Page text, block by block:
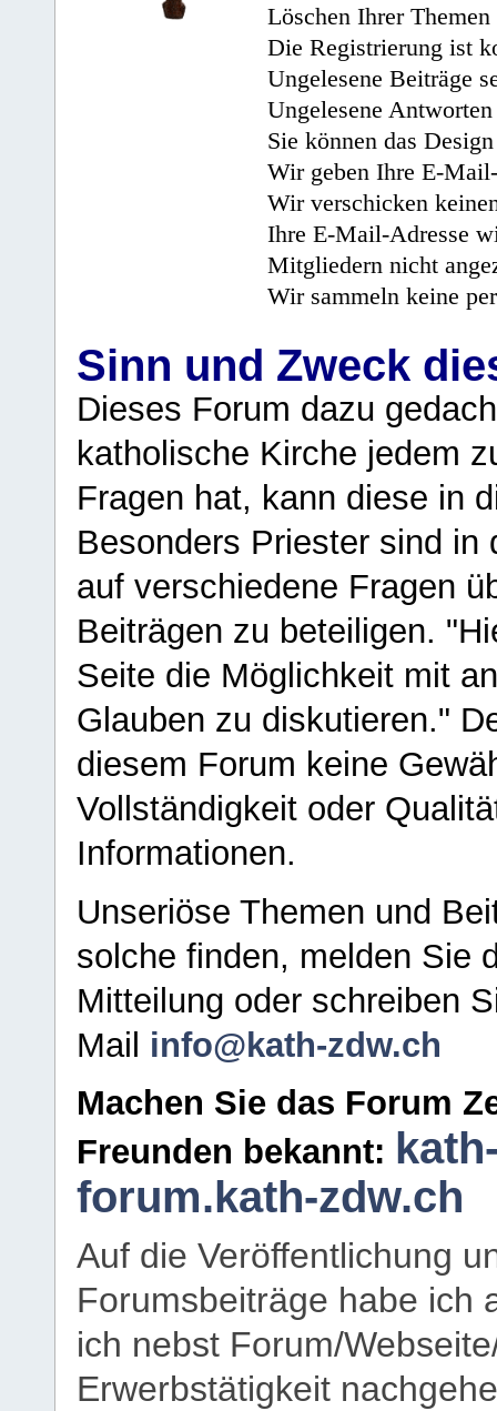
Löschen Ihrer
Die Registrierung ist
Ungelesene Beiträge
Ungelesene
Sie können das
Wir geben Ihre E-
Wir verschicken
Ihre E-Mail-Adresse
Mitgliedern nicht
Wir sammeln keine
Sinn und Zweck
Dieses Forum dazu
katholische Kirche jedem
Fragen hat, kann diese in
Besonders Priester sind in
auf verschiedene Fragen
Beiträgen zu beteiligen.
Seite die Möglichkeit mit
Glauben zu diskutieren."
diesem Forum keine
Vollständigkeit oder
Informationen.
Unseriöse Themen und
solche finden, melden Sie
Mitteilung oder schreiben
Mail info@kath-zdw.ch
Machen Sie das Forum
Freunden bekannt:
forum.kath-zdw.ch
Auf die Veröffentlichung
Forumsbeiträge habe ich
ich nebst Forum/
Erwerbstätigkeit